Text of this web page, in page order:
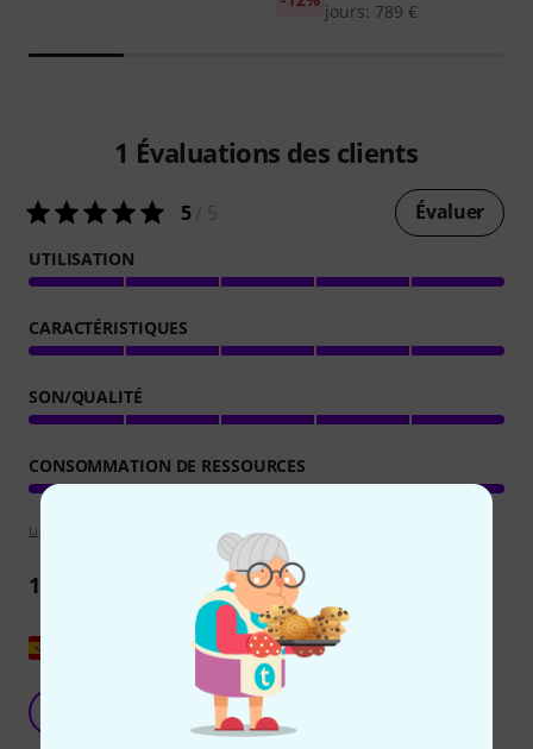
jours: 789 €
1 Évaluations des clients
5/ 5 Évaluer
UTILISATION
CARACTÉRISTIQUES
SON/QUALITÉ
CONSOMMATION DE RESSOURCES
Lignes directrices d'évaluation
1
Afficher l'original
J'adore ce logiciel
Davids29 11.01.2025